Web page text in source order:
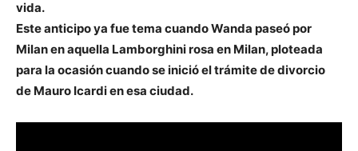
vida.
Este anticipo ya fue tema cuando Wanda paseó por
Milan en aquella Lamborghini rosa en Milan, ploteada
para la ocasión cuando se inició el trámite de divorcio
de Mauro Icardi en esa ciudad.